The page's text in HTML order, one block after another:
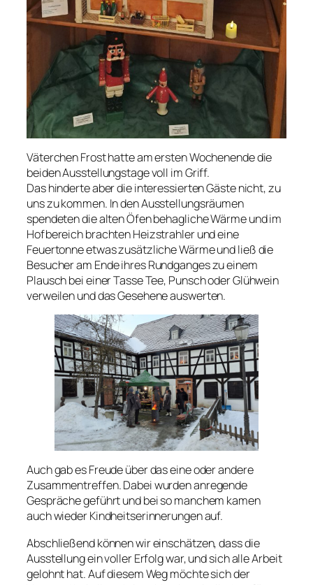
Väterchen Frost hatte am ersten Wochenende die
beiden Ausstellungstage voll im Griff.
Das hinderte aber die interessierten Gäste nicht, zu
uns zu kommen. In den Ausstellungsräumen
spendeten die alten Öfen behagliche Wärme und im
Hofbereich brachten Heizstrahler und eine
Feuertonne etwas zusätzliche Wärme und ließ die
Besucher am Ende ihres Rundganges zu einem
Plausch bei einer Tasse Tee, Punsch oder Glühwein
verweilen und das Gesehene auswerten.
Auch gab es Freude über das eine oder andere
Zusammentreffen. Dabei wurden anregende
Gespräche geführt und bei so manchem kamen
auch wieder Kindheitserinnerungen auf.
Abschließend können wir einschätzen, dass die
Ausstellung ein voller Erfolg war, und sich alle Arbeit
gelohnt hat. Auf diesem Weg möchte sich der